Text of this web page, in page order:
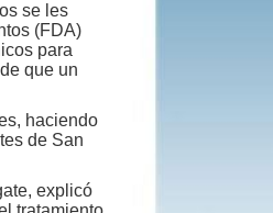
se les
(FDA)
para
que un
haciendo
de San
explicó